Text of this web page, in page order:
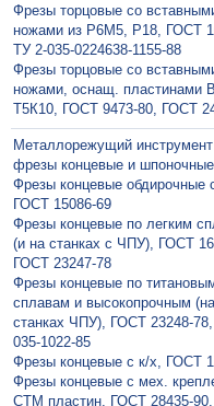
Фрезы торцовые со
ножами из Р6М5, Р18, ГОСТ
ТУ 2-035-0224638-1155-88
Фрезы торцовые со
ножами, оснащ. пластинами
Т5К10, ГОСТ 9473-80, ГОСТ
Металлорежущий
фрезы концевые и шпоночные
Фрезы концевые обдирочные
ГОСТ 15086-69
Фрезы концевые по легким
(и на станках с ЧПУ), ГОСТ
ГОСТ 23247-78
Фрезы концевые по
сплавам и высокопрочным (на
станках ЧПУ), ГОСТ 23248-
035-1022-85
Фрезы концевые с к/х, ГОСТ
Фрезы концевые с мех.
СТМ пластин, ГОСТ 28435-